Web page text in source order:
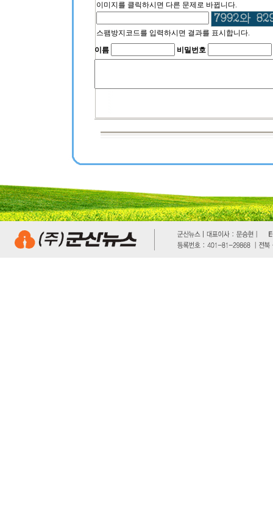
이미지를 클릭하시면 다른 문제로 바뀝니다.
스팸방지코드를 입력하시면 결과를 표시합니다.
이름
비밀번호